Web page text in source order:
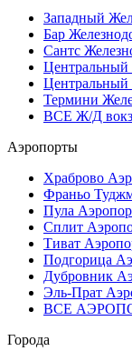
Западный
Бар
Сантс
Центральный
Термини
ВСЕ Ж/Д
Аэропорты
Храброво
Франьо
Пула
Сплит
Тиват
Подгорица
Дубровник
Эль-Прат
ВСЕ
Города